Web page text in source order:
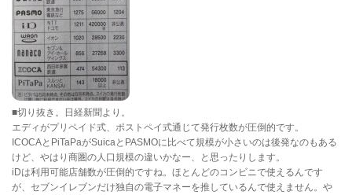
■切り抜き。日経新聞より。
エディがプリペイド式、ポストペイ式通じて発行枚数が圧倒的です。
ICOCAとPiTaPaがSuicaとPASMOに比べて規模が小さいのは後発なのもある
けど、やはり商圏の人口規模の違いかなー、と思ったりします。
iDは利用可能店舗数が圧倒的ですね。ほとんどのコンビニで使えるんです
が、セブンイレブンだけ独自の電子マネーを推しているんで使えません。や